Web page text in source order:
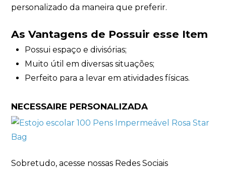
personalizado da maneira que preferir.
As Vantagens de Possuir esse Item
Possui espaço e divisórias;
Muito útil em diversas situações;
Perfeito para a levar em atividades físicas.
NECESSAIRE PERSONALIZADA
Sobretudo, acesse nossas Redes Sociais